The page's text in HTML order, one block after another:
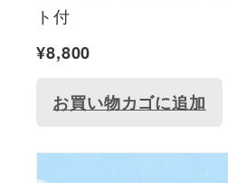
ト付
¥8,800
お買い物カゴに追加